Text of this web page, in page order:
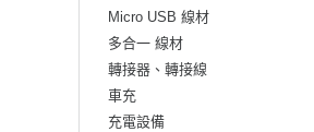
Micro USB 線材
多合一 線材
轉接器、轉接線
車充
充電設備